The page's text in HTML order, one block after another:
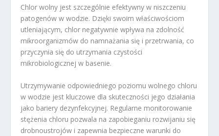
Chlor wolny jest szczególnie efektywny w niszczeniu
patogenów w wodzie. Dzięki swoim właściwościom
utleniającym, chlor negatywnie wpływa na zdolność
mikroorganizmów do namnażania się i przetrwania, co
przyczynia się do utrzymania czystości
mikrobiologicznej w basenie.
Utrzymywanie odpowiedniego poziomu wolnego chloru
w wodzie jest kluczowe dla skuteczności jego działania
jako bariery dezynfekcyjnej. Regularne monitorowanie
stężenia chloru pozwala na zapobieganiu rozwijaniu się
drobnoustrojów i zapewnia bezpieczne warunki do